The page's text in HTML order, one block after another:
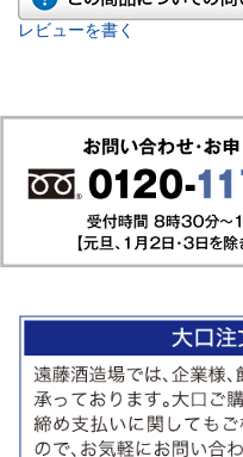
レビューを書く